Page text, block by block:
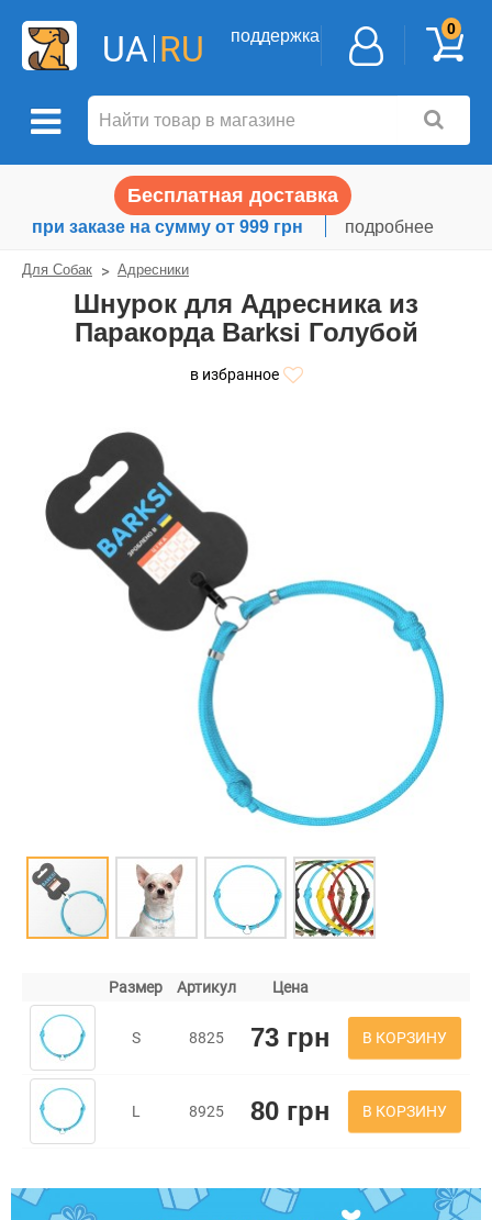
UA RU поддержка 0
Бесплатная доставка
при заказе на сумму от 999 грн подробнее
Для Собак Адресники
Шнурок для Адресника из
Паракорда Barksi Голубой
в избранное
Размер Артикул Цена
S 8825 73 грн В КОРЗИНУ
L 8925 80 грн В КОРЗИНУ